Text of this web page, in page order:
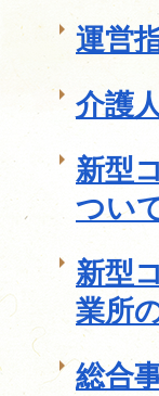
運営
介護
新型
つい
新型
業所
総合